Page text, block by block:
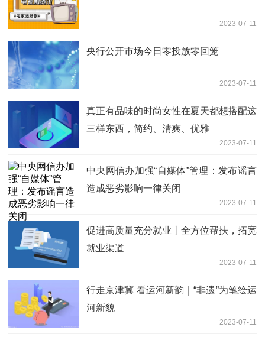
2023-07-11
央行公开市场今日零投放零回笼
2023-07-11
真正有品味的时尚女性在夏天都想搭配这
三样东西，简约、清爽、优雅
2023-07-11
中央网信办加强“自媒体”管理：发布谣言
造成恶劣影响一律关闭
2023-07-11
促进高质量充分就业丨全方位帮扶，拓宽
就业渠道
2023-07-11
行走京津冀 看运河新韵｜“非遗”为笔绘运
河新貌
2023-07-11